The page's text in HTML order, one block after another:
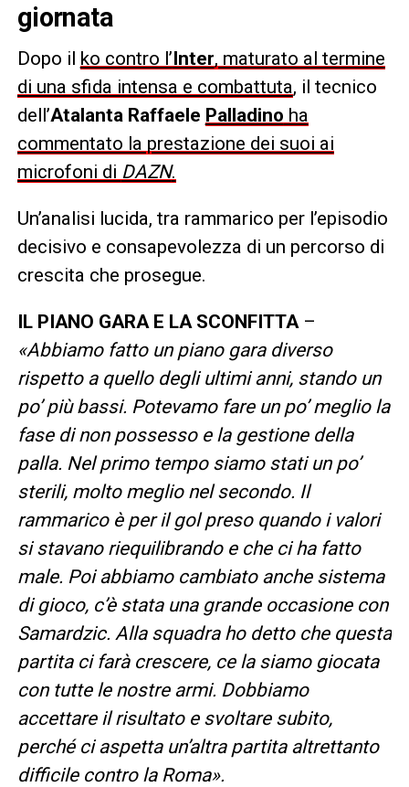
giornata
Dopo il ko contro l’Inter, maturato al termine
di una sfida intensa e combattuta, il tecnico
dell’Atalanta Raffaele Palladino ha
commentato la prestazione dei suoi ai
microfoni di DAZN.
Un’analisi lucida, tra rammarico per l’episodio
decisivo e consapevolezza di un percorso di
crescita che prosegue.
IL PIANO GARA E LA SCONFITTA–
«Abbiamo fatto un piano gara diverso
rispetto a quello degli ultimi anni, stando un
po’ più bassi. Potevamo fare un po’ meglio la
fase di non possesso e la gestione della
palla. Nel primo tempo siamo stati un po’
sterili, molto meglio nel secondo. Il
rammarico è per il gol preso quando i valori
si stavano riequilibrando e che ci ha fatto
male. Poi abbiamo cambiato anche sistema
di gioco, c’è stata una grande occasione con
Samardzic. Alla squadra ho detto che questa
partita ci farà crescere, ce la siamo giocata
con tutte le nostre armi. Dobbiamo
accettare il risultato e svoltare subito,
perché ci aspetta un’altra partita altrettanto
difficile contro la Roma».